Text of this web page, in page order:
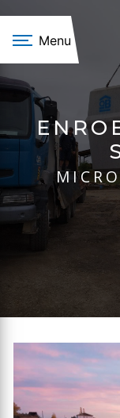
Menu
ENROBÉE VILLEMUR-
Panneau de gestion